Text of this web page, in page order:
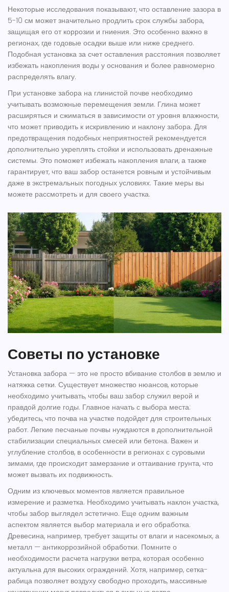
Некоторые исследования показывают, что оставление зазора в
5-10 см может значительно продлить срок службы забора,
защищая его от коррозии и гниения. Это особенно важно в
регионах, где годовые осадки выше или ниже среднего.
Подобная установка за счет оставления расстояния позволяет
избежать накопления воды у основания и более равномерно
распределять влагу.
При установке забора на глинистой почве необходимо
учитывать возможные перемещения земли. Глина может
расширяться и сжиматься в зависимости от уровня влажности,
что может приводить к искривлению и наклону забора. Для
предотвращения подобных неприятностей рекомендуется
дополнительно укреплять стойки и использовать дренажные
системы. Это поможет избежать накопления влаги, а также
гарантирует, что ваш забор останется ровным и устойчивым
даже в экстремальных погодных условиях. Такие меры вы
можете рассмотреть и для своего участка.
Советы по установке
Установка забора — это не просто вбивание столбов в землю и
натяжка сетки. Существует множество нюансов, которые
необходимо учитывать, чтобы ваш забор служил верой и
правдой долгие годы. Главное начать с выбора места:
убедитесь, что почва на участке подойдет для строительных
работ. Легкие песчаные почвы нуждаются в дополнительной
стабилизации специальных смесей или бетона. Важен и
углубление столбов, в особенности в регионах с суровыми
зимами, где происходит замерзание и оттаивание грунта, что
может вызвать их подвижность.
Одним из ключевых моментов является правильное
измерение и разметка. Необходимо учитывать наклон участка,
чтобы забор выглядел эстетично. Еще одним важным
аспектом является выбор материала и его обработка.
Древесина, например, требует защиты от влаги и насекомых, а
металл — антикоррозийной обработки. Помните о
необходимости расчета нагрузки ветра, которая особенно
актуальна для высоких ограждений. Хотя, например, сетка-
рабица позволяет воздуху свободно проходить, массивные